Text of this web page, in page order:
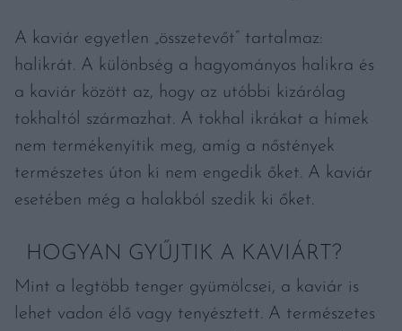
A kaviár egyetlen „összetevőt” tartalmaz:
halikrát. A különbség a hagyományos halikra és
a kaviár között az, hogy az utóbbi kizárólag
tokhaltól származhat. A tokhal ikrákat a hímek
nem termékenyítik meg, amíg a nőstények
természetes úton ki nem engedik őket. A kaviár
esetében még a halakból szedik ki őket.
HOGYAN GYŰJTIK A KAVIÁRT?
Mint a legtöbb tenger gyümölcsei, a kaviár is
lehet vadon élő vagy tenyésztett. A természetes